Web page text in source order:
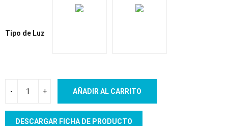
Tipo de Luz
AÑADIR AL CARRITO
DESCARGAR FICHA DE PRODUCTO